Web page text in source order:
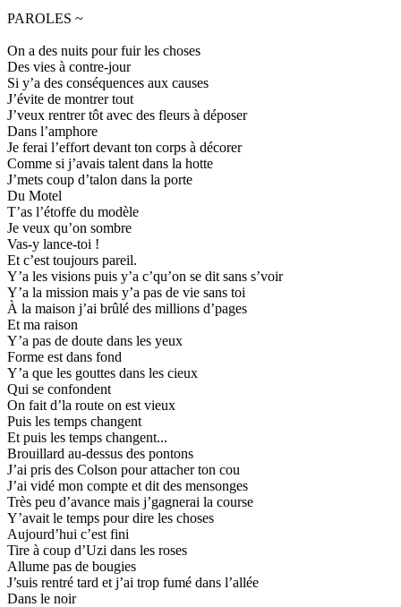
PAROLES ~
On a des nuits pour fuir les choses
Des vies à contre-jour
Si y’a des conséquences aux causes
J’évite de montrer tout
J’veux rentrer tôt avec des fleurs à déposer
Dans l’amphore
Je ferai l’effort devant ton corps à décorer
Comme si j’avais talent dans la hotte
J’mets coup d’talon dans la porte
Du Motel
T’as l’étoffe du modèle
Je veux qu’on sombre
Vas-y lance-toi !
Et c’est toujours pareil.
Y’a les visions puis y’a c’qu’on se dit sans s’voir
Y’a la mission mais y’a pas de vie sans toi
À la maison j’ai brûlé des millions d’pages
Et ma raison
Y’a pas de doute dans les yeux
Forme est dans fond
Y’a que les gouttes dans les cieux
Qui se confondent
On fait d’la route on est vieux
Puis les temps changent
Et puis les temps changent...
Brouillard au-dessus des pontons
J’ai pris des Colson pour attacher ton cou
J’ai vidé mon compte et dit des mensonges
Très peu d’avance mais j’gagnerai la course
Y’avait le temps pour dire les choses
Aujourd’hui c’est fini
Tire à coup d’Uzi dans les roses
Allume pas de bougies
J’suis rentré tard et j’ai trop fumé dans l’allée
Dans le noir